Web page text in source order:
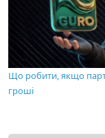
Що робити, якщо
гроші